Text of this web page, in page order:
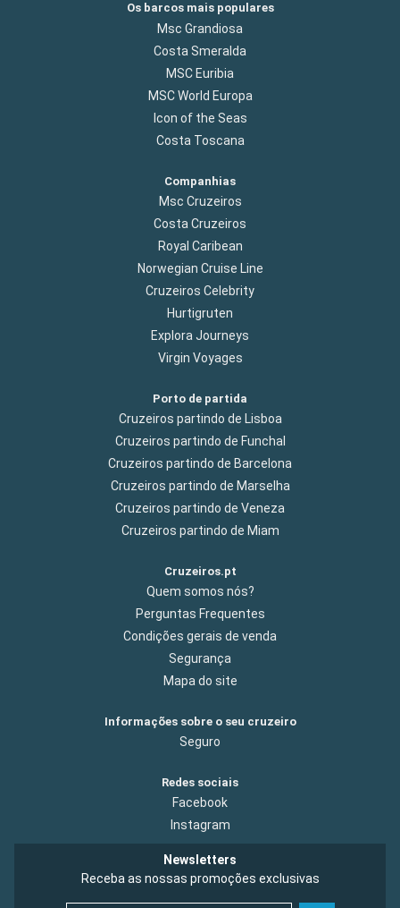
Os barcos mais populares
Msc Grandiosa
Costa Smeralda
MSC Euribia
MSC World Europa
Icon of the Seas
Costa Toscana
Companhias
Msc Cruzeiros
Costa Cruzeiros
Royal Caribean
Norwegian Cruise Line
Cruzeiros Celebrity
Hurtigruten
Explora Journeys
Virgin Voyages
Porto de partida
Cruzeiros partindo de Lisboa
Cruzeiros partindo de Funchal
Cruzeiros partindo de Barcelona
Cruzeiros partindo de Marselha
Cruzeiros partindo de Veneza
Cruzeiros partindo de Miam
Cruzeiros.pt
Quem somos nós?
Perguntas Frequentes
Condições gerais de venda
Segurança
Mapa do site
Informações sobre o seu cruzeiro
Seguro
Redes sociais
Facebook
Instagram
Newsletters
Receba as nossas promoções exclusivas